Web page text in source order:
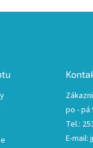
po - pá
Tel.:
E-mail: